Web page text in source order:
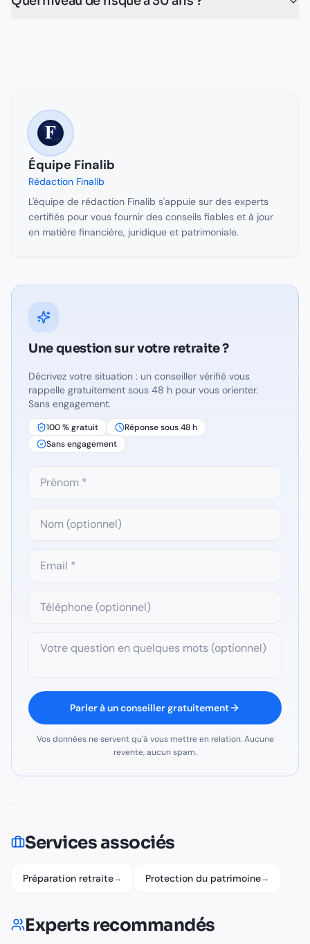
Équipe Finalib
Rédaction Finalib
L'équipe de rédaction Finalib s'appuie sur des experts
certifiés pour vous fournir des conseils fiables et à jour
en matière financière, juridique et patrimoniale.
Une question survotre retraite?
Décrivez votre situation : un conseiller vérifié vous
rappelle gratuitement sous 48 h pour vous orienter.
Sans engagement.
100 % gratuit
Réponse sous 48 h
Sans engagement
Parler à un conseiller gratuitement
Vos données ne servent qu'à vous mettre en relation. Aucune
revente, aucun spam.
Services associés
Préparation retraite→ Protection du patrimoine→
Experts recommandés